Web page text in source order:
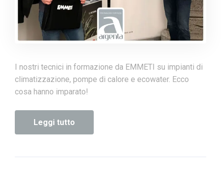
I nostri tecnici in formazione da EMMETI su impianti di
climatizzazione, pompe di calore e ecowater. Ecco
cosa hanno imparato!
Leggi tutto